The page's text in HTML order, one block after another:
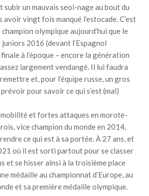
subir un mauvais seoi-nage au bout du
avoir vingt fois manqué l’estocade. C’est
olympique aujourd’hui que le
juniors 2016 (devant l’Espagnol
à l’époque – encore la génération
largement vendangé. Il lui faudra
et, pour l’équipe russe, un gros
pour savoir ce qui s’est (mal)
et fortes attaques en morote-
vice champion du monde en 2014,
ce qui est à sa portée. À 27 ans, et
où il est sorti partout pour se classer
et se hisser ainsi à la troisième place
médaille au championnat d’Europe, au
et sa première médaille olympique.